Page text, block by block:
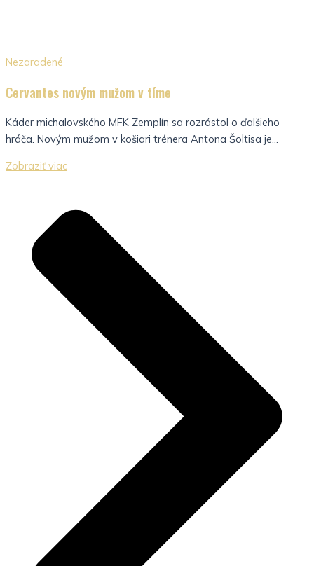
Nezaradené
Cervantes novým mužom v tíme
Káder michalovského MFK Zemplín sa rozrástol o ďalšieho
hráča. Novým mužom v košiari trénera Antona Šoltisa je...
Zobraziť viac